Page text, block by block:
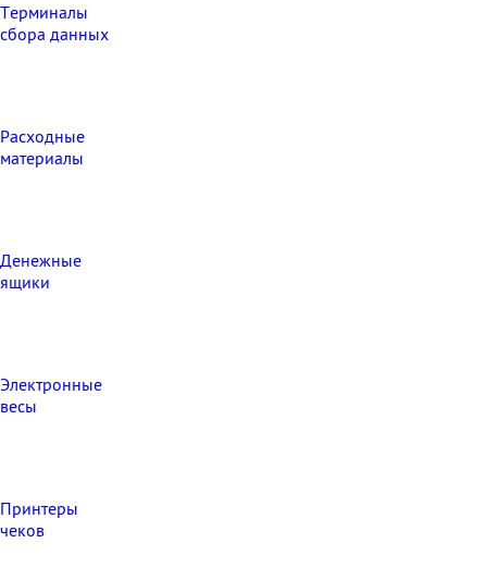
Терминалы
сбора данных
Расходные
материалы
Денежные
ящики
Электронные
весы
Принтеры
чеков